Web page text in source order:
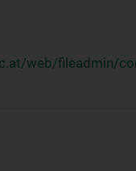
web/fileadmin/